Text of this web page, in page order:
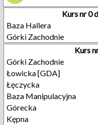
Kurs nr 0
Baza Hallera
Górki Zachodnie
Kurs
Górki Zachodnie
Łowicka [GDA]
Łęczycka
Baza Manipulacyjna
Górecka
Kępna